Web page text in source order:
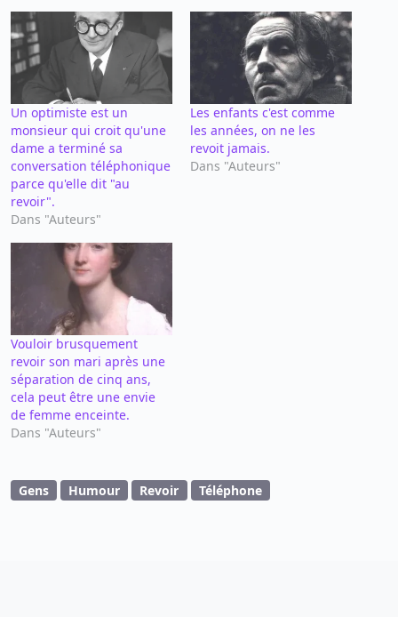
Un optimiste est un
monsieur qui croit qu'une
dame a terminé sa
conversation téléphonique
parce qu'elle dit "au
revoir".
Dans "Auteurs"
Les enfants c'est comme
les années, on ne les
revoit jamais.
Dans "Auteurs"
Vouloir brusquement
revoir son mari après une
séparation de cinq ans,
cela peut être une envie
de femme enceinte.
Dans "Auteurs"
Gens Humour Revoir Téléphone